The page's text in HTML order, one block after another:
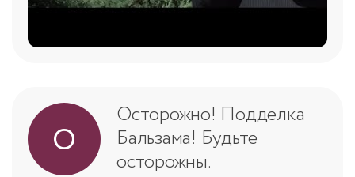
О
Осторожно! Подделка
Бальзама! Будьте
осторожны.